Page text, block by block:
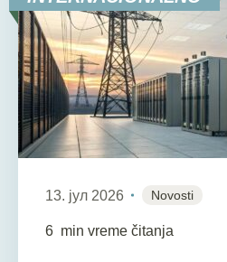
13. јул 2026 Novosti
6 min vreme čitanja